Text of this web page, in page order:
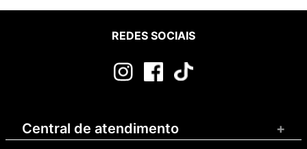
REDES SOCIAIS
Central de atendimento +